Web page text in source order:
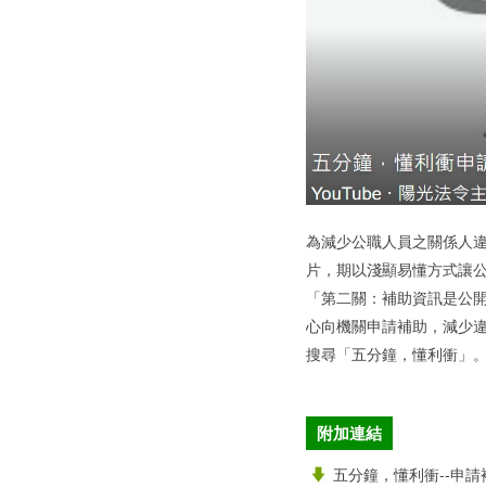
為減少公職人員之關係人
片，期以淺顯易懂方式讓
「第二關：補助資訊是
心向機關申請補助，減少
搜尋「五分鐘，懂利衝」
附加連結
五分鐘，懂利衝--申請